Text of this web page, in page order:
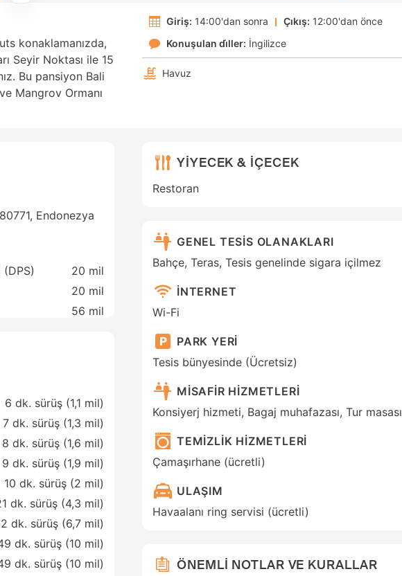
konaklamanızda,
Seyir Noktası ile 15
Bu pansiyon Bali
Mangrov Ormanı
Giriş: 14:00'dan sonra Çıkış: 12:00'dan önce
Konuşulan di̇ller: İngilizce
Havuz
Endonezya
20 mil
20 mil
56 mil
6 dk. sürüş (1,1 mil)
7 dk. sürüş (1,3 mil)
8 dk. sürüş (1,6 mil)
9 dk. sürüş (1,9 mil)
10 dk. sürüş (2 mil)
dk. sürüş (4,3 mil)
dk. sürüş (6,7 mil)
dk. sürüş (10 mil)
dk. sürüş (10 mil)
YİYECEK & İÇECEK
Restoran
GENEL TESİS OLANAKLARI
Bahçe, Teras, Tesis genelinde sigara içilmez
İNTERNET
Wi-Fi
PARK YERİ
Tesis bünyesinde (Ücretsiz)
MİSAFİR HİZMETLERİ
Konsiyerj hizmeti, Bagaj muhafazası, Tur masası
TEMİZLİK HİZMETLERİ
Çamaşırhane (ücretli)
ULAŞIM
Havaalanı ring servisi (ücretli)
ÖNEMLİ NOTLAR VE KURALLAR